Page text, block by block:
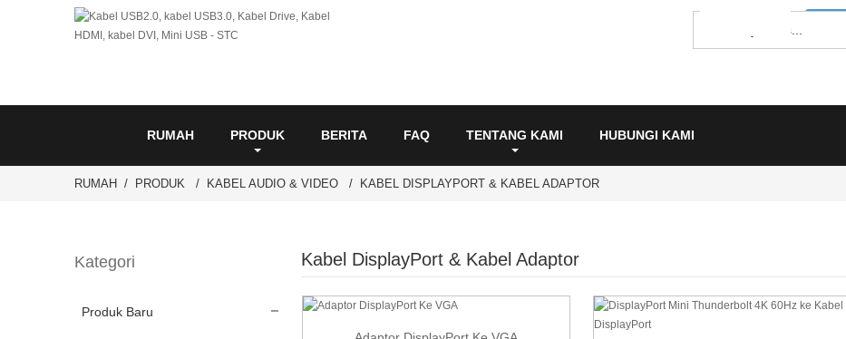
RUMAH PRODUK BERITA FAQ TENTANG KAMI HUBUNGI KAMI
RUMAH PRODUK KABEL AUDIO & VIDEO KABEL DISPLAYPORT & KABEL ADAPTOR
Kategori
Produk Baru
Kabel DisplayPort & Kabel Adaptor